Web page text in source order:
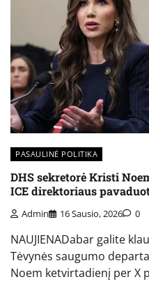
PASAULINĖ POLITIKA
DHS sekretorė Kristi
ICE direktoriaus
Admin 16 Sausio, 2026 0
NAUJIENADabar galite
Tėvynės saugumo
Noem ketvirtadienį per X